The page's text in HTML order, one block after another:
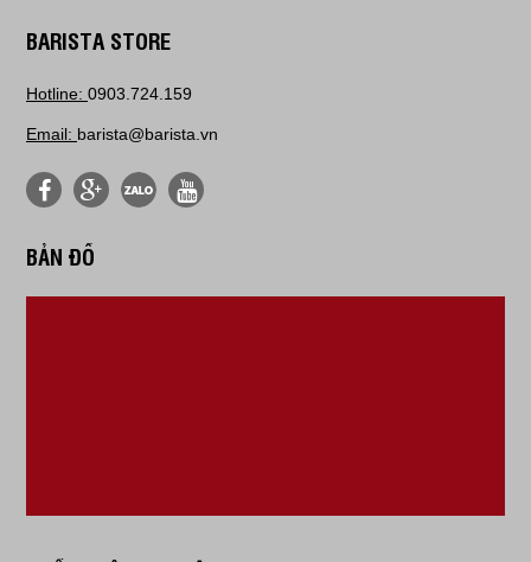
BARISTA STORE
Hotline: 0903.724.159
Email: barista@barista.vn
BẢN ĐỒ